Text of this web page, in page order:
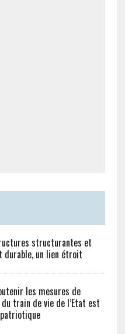
structurantes et
durable, un lien étroit
les mesures de
train de vie de l’Etat est